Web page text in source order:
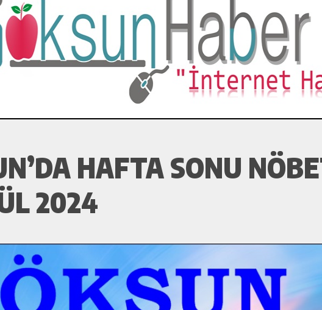
Komutanı Karakaya’dan Başkan Cüce’ye Veda Ziyareti.
Yeni Köprüsünde Sona Doğru.
HAFTA SONU
2024